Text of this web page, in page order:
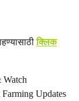
क्लिक
Watch
Updates